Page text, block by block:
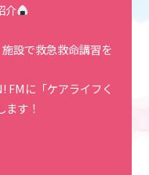
介
設で救急救命講習を
FMに「ケアライフく
す！